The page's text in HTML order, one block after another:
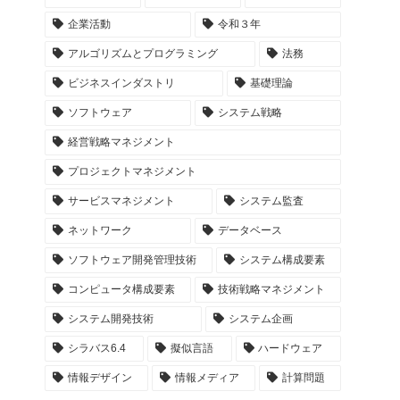
企業活動 令和３年
アルゴリズムとプログラミング 法務
ビジネスインダストリ 基礎理論
ソフトウェア システム戦略
経営戦略マネジメント
プロジェクトマネジメント
サービスマネジメント システム監査
ネットワーク データベース
ソフトウェア開発管理技術 システム構成要素
コンピュータ構成要素 技術戦略マネジメント
システム開発技術 システム企画
シラバス6.4 擬似言語 ハードウェア
情報デザイン 情報メディア 計算問題